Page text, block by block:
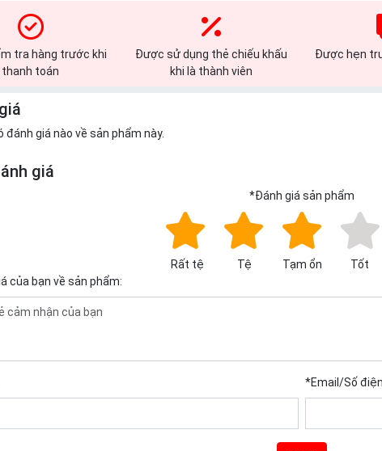
tra hàng trước khi
thanh toán
Được sử dụng thẻ chiếu khấu
khi là thành viên
Được hẹn
đánh giá nào về sản phẩm này.
giá
*Đánh giá sản phẩm
Rất tệ Tệ Tạm ổn Tốt
của bạn về sản phẩm:
*Email/Số